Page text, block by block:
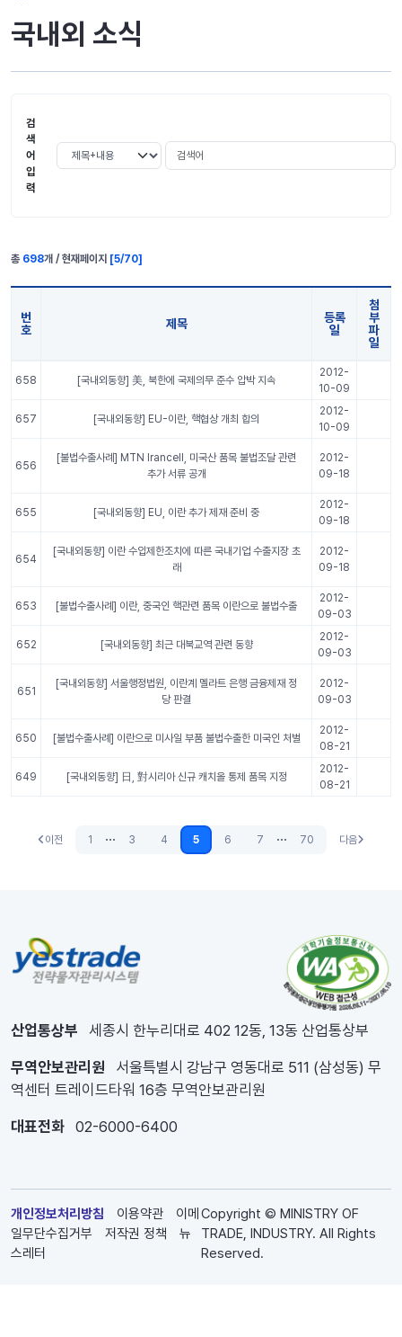
국내외 소식
검
색
어
입
력
검색 조건 선택 검색어
총 698개 / 현재페이지 [5/70]
번
호
제목
등록
일
첨
부
파
일
658 [국내외동향] 美, 북한에 국제의무 준수 압박 지속
2012-
10-09
657 [국내외동향] EU-이란, 핵협상 개최 합의
2012-
10-09
656
[불법수출사례] MTN Irancell, 미국산 품목 불법조달 관련
추가 서류 공개
2012-
09-18
655 [국내외동향] EU, 이란 추가 제재 준비 중
2012-
09-18
654
[국내외동향] 이란 수입제한조치에 따른 국내기업 수출지장 초
래
2012-
09-18
653 [불법수출사례] 이란, 중국인 핵관련 품목 이란으로 불법수출
2012-
09-03
652 [국내외동향] 최근 대북교역 관련 동향
2012-
09-03
651
[국내외동향] 서울행정법원, 이란계 멜라트 은행 금융제재 정
당 판결
2012-
09-03
650 [불법수출사례] 이란으로 미사일 부품 불법수출한 미국인 처벌
2012-
08-21
649 [국내외동향] 日, 對시리아 신규 캐치올 통제 품목 지정
2012-
08-21
이전
이전 1 ... 3 4 5 6 7 ... 70 다음
다음
산업통상부 세종시 한누리대로 402 12동, 13동 산업통상부
무역안보관리원
서울특별시 강남구 영동대로 511 (삼성동) 무
역센터 트레이드타워 16층 무역안보관리원
대표전화 02-6000-6400
개인정보처리방침 이용약관
이메
일무단수집거부
저작권 정책
뉴
스레터
Copyright © MINISTRY OF
TRADE, INDUSTRY. All Rights
Reserved.